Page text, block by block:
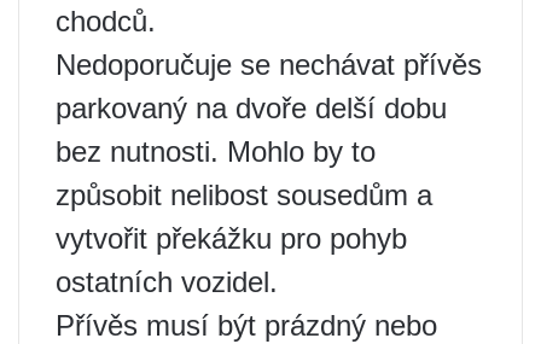
chodců.
Nedoporučuje se nechávat přívěs
parkovaný na dvoře delší dobu
bez nutnosti. Mohlo by to
způsobit nelibost sousedům a
vytvořit překážku pro pohyb
ostatních vozidel.
Přívěs musí být prázdný nebo